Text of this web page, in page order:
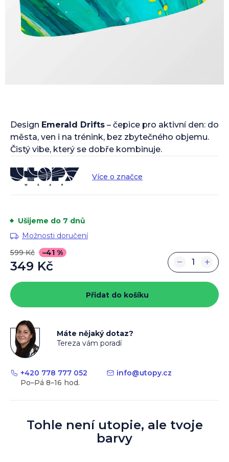
Design Emerald Drifts – čepice pro aktivní den: do
města, ven i na trénink, bez zbytečného objemu.
Čistý vibe, který se dobře kombinuje.
Více o značce
Ušijeme do 7 dnů
Možnosti doručení
599 Kč
–41 %
349 Kč
cena:
+
−
Přidat do košíku
Máte nějaký dotaz?
Tereza vám poradí
+420 778 777 052 info@utopy.cz
Tohle není utopie, ale tvoje
barvy